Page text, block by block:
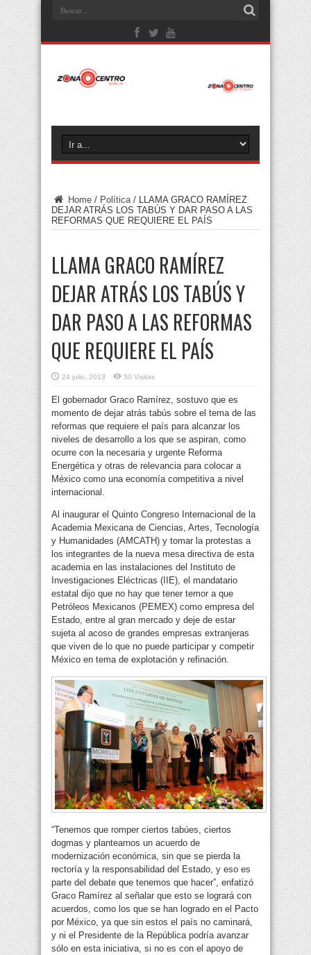
Home / Política / LLAMA GRACO RAMÍREZ
DEJAR ATRÁS LOS TABÚS Y DAR PASO A LAS
REFORMAS QUE REQUIERE EL PAÍS
LLAMA GRACO RAMÍREZ
DEJAR ATRÁS LOS TABÚS Y
DAR PASO A LAS REFORMAS
QUE REQUIERE EL PAÍS
24 julio, 2013 50 Visitas
El gobernador Graco Ramírez, sostuvo que es
momento de dejar atrás tabús sobre el tema de las
reformas que requiere el país para alcanzar los
niveles de desarrollo a los que se aspiran, como
ocurre con la necesaria y urgente Reforma
Energética y otras de relevancia para colocar a
México como una economía competitiva a nivel
internacional.
Al inaugurar el Quinto Congreso Internacional de la
Academia Mexicana de Ciencias, Artes, Tecnología
y Humanidades (AMCATH) y tomar la protestas a
los integrantes de la nueva mesa directiva de esta
academia en las instalaciones del Instituto de
Investigaciones Eléctricas (IIE), el mandatario
estatal dijo que no hay que tener temor a que
Petróleos Mexicanos (PEMEX) como empresa del
Estado, entre al gran mercado y deje de estar
sujeta al acoso de grandes empresas extranjeras
que viven de lo que no puede participar y competir
México en tema de explotación y refinación.
“Tenemos que romper ciertos tabúes, ciertos
dogmas y plantearnos un acuerdo de
modernización económica, sin que se pierda la
rectoría y la responsabilidad del Estado, y eso es
parte del debate que tenemos que hacer”, enfatizó
Graco Ramírez al señalar que esto se logrará con
acuerdos, como los que se han logrado en el Pacto
por México, ya que sin estos el país no caminará,
y ni el Presidente de la República podría avanzar
sólo en esta iniciativa, si no es con el apoyo de